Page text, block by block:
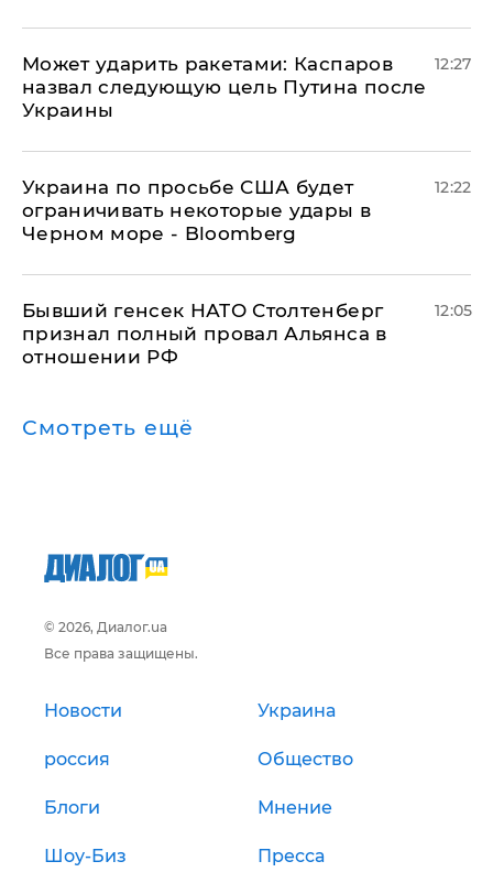
Может ударить ракетами: Каспаров
назвал следующую цель Путина после
Украины
12:27
Украина по просьбе США будет
ограничивать некоторые удары в
Черном море - Bloomberg
12:22
Бывший генсек НАТО Столтенберг
признал полный провал Альянса в
отношении РФ
12:05
Смотреть ещё
© 2026, Диалог.ua
Все права защищены.
Новости Украина
россия Общество
Блоги Мнение
Шоу-Биз Пресса